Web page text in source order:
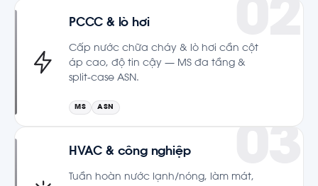
PCCC & lò hơi
Cấp nước chữa cháy & lò hơi cần cột
áp cao, độ tin cậy — MS đa tầng &
split-case ASN.
MS ASN
HVAC & công nghiệp
Tuần hoàn nước lạnh/nóng, làm mát,